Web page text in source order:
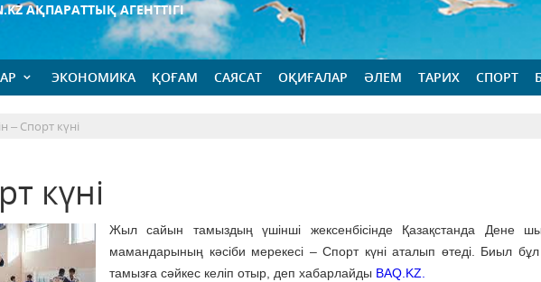
АҚПАРАТТЫҚ АГЕНТТІГІ
ЭКОНОМИКА ҚОҒАМ САЯСАТ ОҚИҒАЛАР ӘЛЕМ ТАРИХ СПОРТ
– Спорт күні
күні
Жыл сайын тамыздың үшінші жексенбісінде Қазақстанда Дене
мамандарының кәсіби мерекесі – Спорт күні аталып өтеді. Биыл
тамызға сәйкес келіп отыр, деп хабарлайды BAQ.KZ.